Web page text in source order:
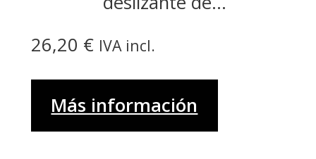
26,20 € IVA incl.
Más información